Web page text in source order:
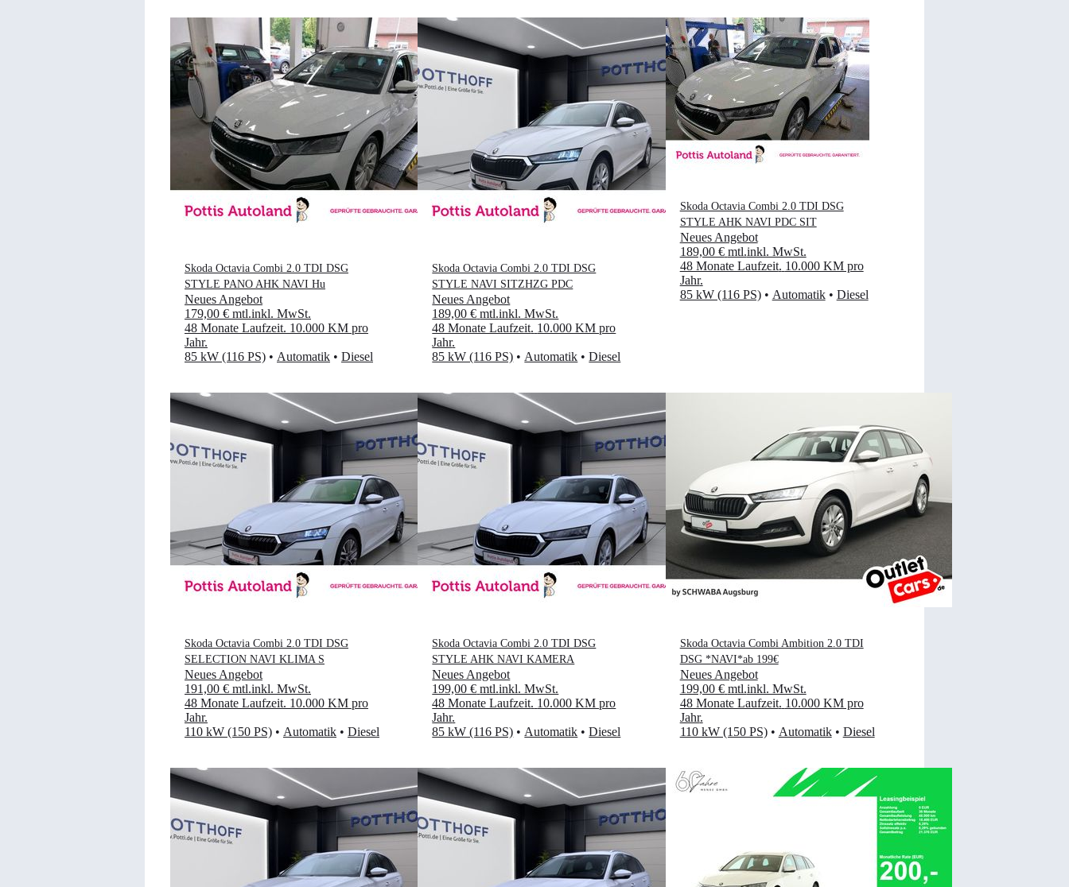
Skoda Octavia Combi 2.0 TDI DSG
STYLE PANO AHK NAVI Hu
Neues Angebot
179,00 € mtl.inkl. MwSt.
48 Monate Laufzeit. 10.000 KM pro
Jahr.
85 kW (116 PS) • Automatik • Diesel
Skoda Octavia Combi 2.0 TDI DSG
STYLE NAVI SITZHZG PDC
Neues Angebot
189,00 € mtl.inkl. MwSt.
48 Monate Laufzeit. 10.000 KM pro
Jahr.
85 kW (116 PS) • Automatik • Diesel
Skoda Octavia Combi 2.0 TDI DSG
STYLE AHK NAVI PDC SIT
Neues Angebot
189,00 € mtl.inkl. MwSt.
48 Monate Laufzeit. 10.000 KM pro
Jahr.
85 kW (116 PS) • Automatik • Diesel
Skoda Octavia Combi 2.0 TDI DSG
SELECTION NAVI KLIMA S
Neues Angebot
191,00 € mtl.inkl. MwSt.
48 Monate Laufzeit. 10.000 KM pro
Jahr.
110 kW (150 PS) • Automatik • Diesel
Skoda Octavia Combi 2.0 TDI DSG
STYLE AHK NAVI KAMERA
Neues Angebot
199,00 € mtl.inkl. MwSt.
48 Monate Laufzeit. 10.000 KM pro
Jahr.
85 kW (116 PS) • Automatik • Diesel
Skoda Octavia Combi Ambition 2.0 TDI
DSG *NAVI*ab 199€
Neues Angebot
199,00 € mtl.inkl. MwSt.
48 Monate Laufzeit. 10.000 KM pro
Jahr.
110 kW (150 PS) • Automatik • Diesel